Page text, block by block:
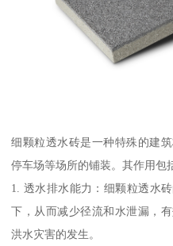
细颗粒透水砖是一种特殊的建
停车场等场所的铺装。其作用包
1. 透水排水能力：细颗粒透水
下，从而减少径流和水泄漏，
洪水灾害的发生。